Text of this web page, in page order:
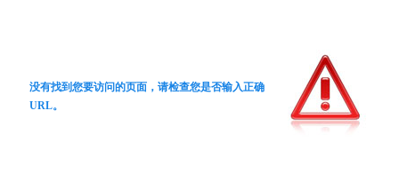
没有找到您要访问的页面，请检查您是否输入正确
URL。